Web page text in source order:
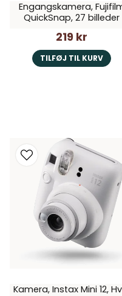
Engangskamera,
QuickSnap, 27 billeder
219 kr
TILFØJ TIL KURV
Kamera, Instax Mini 12,